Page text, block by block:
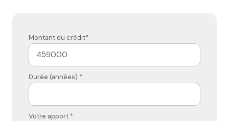
Montant du crédit*
Durée (années) *
Votre apport *